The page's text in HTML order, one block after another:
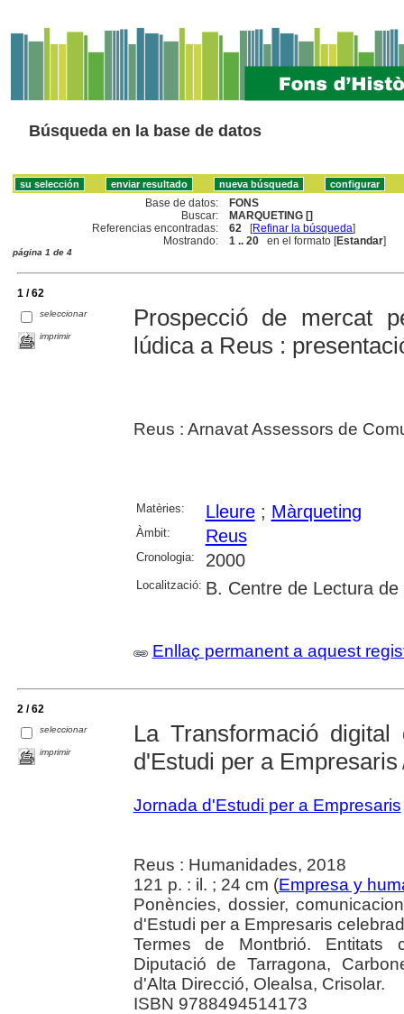
Búsqueda en la base de datos
Base de datos:
FONS
Buscar:
MARQUETING []
Referencias encontradas:
62 [Refinar la búsqueda]
Mostrando:
1 .. 20 en el formato [Estandar]
página 1 de 4
1 / 62
seleccionar
imprimir
Prospecció de mercat
lúdica a Reus :
Reus : Arnavat Assessors de
Matèries: Lleure; Màrqueting
Àmbit: Reus
Cronologia: 2000
Localització: B. Centre de Lectura de
Enllaç permanent a aquest
2 / 62
seleccionar
imprimir
La Transformació
d'Estudi per a Empresaris
Jornada d'Estudi per a Empresaris
Reus : Humanidades, 2018
121 p. : il. ; 24 cm (Empresa y
Ponències, dossier,
d'Estudi per a Empresaris
Termes de Montbrió. Entitats
Diputació de Tarragona,
d'Alta Direcció, Olealsa, Crisolar.
ISBN 9788494514173